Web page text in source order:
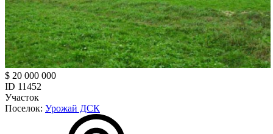
$ 20 000 000
ID 11452
Участок
Поселок: Урожай ДСК